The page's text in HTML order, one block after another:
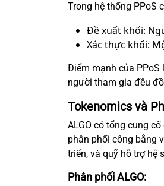
Trong hệ thống PPoS
Đề xuất khối:
Xác thực khối:
Điểm mạnh của
người tham gia đều
Tokenomics và
ALGO có tổng cung
phân phối công bằng
triển, và quỹ hỗ trợ hệ
Phân phối ALGO: